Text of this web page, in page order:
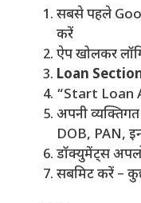
सबसे पहले
करें
ऐप खोलकर
Loan
“Start Loan
अपनी
DOB, PAN,
डॉक्युमेंट्स
सबमिट करें –